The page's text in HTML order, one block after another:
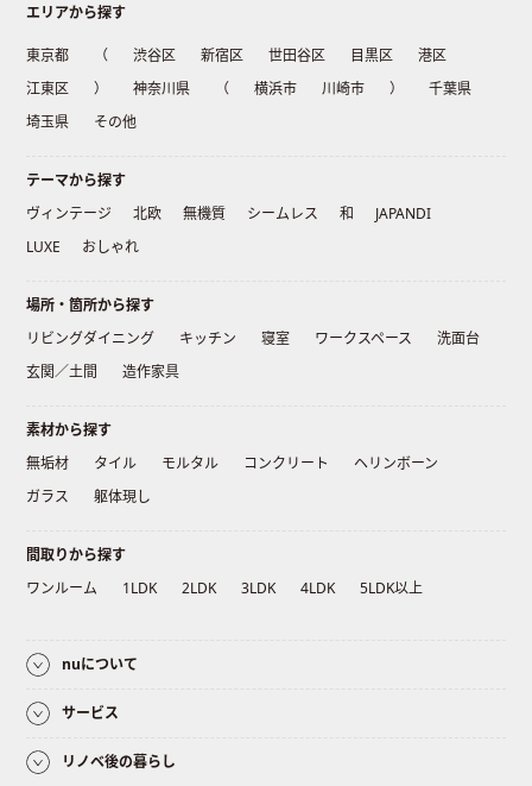
エリアから探す
東京都 （ 渋谷区 新宿区 世田谷区 目黒区
港区
江東区
） 神奈川県 （ 横浜市 川崎市 ）
千葉県
埼玉県
その他
テーマから探す
ヴィンテージ
北欧 無機質 シームレス 和
JAPANDI
LUXE
おしゃれ
場所・箇所から探す
リビングダイニング
キッチン 寝室 ワークスペース
洗面台
玄関／土間
造作家具
素材から探す
無垢材
タイル モルタル コンクリート
ヘリンボーン
ガラス
躯体現し
間取りから探す
ワンルーム
1LDK 2LDK 3LDK 4LDK 5LDK以上
nuについて
サービス
リノベ後の暮らし